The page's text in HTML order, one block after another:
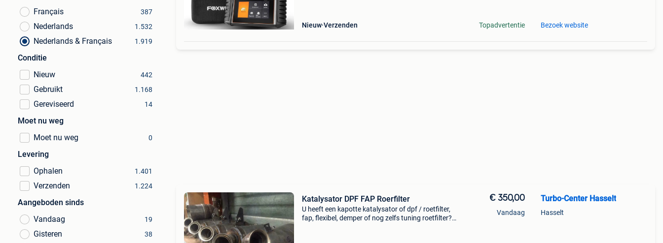
Français
387
Nederlands 1.532
Nederlands & Français 1.919
Conditie
Nieuw
442
Gebruikt 1.168
Gereviseerd 14
Moet nu weg
Moet nu weg
0
Levering
Ophalen
1.401
Verzenden 1.224
Aangeboden sinds
Vandaag
19
Gisteren 38
Nieuw Verzenden Topadvertentie Bezoek website
Katalysator DPF FAP Roerfilter
U heeft een kapotte katalysator of dpf / roetfilter,
fap, flexibel, demper of nog zelfs tuning roetfilter?
€ 350,00
Vandaag
Turbo-Center Hasselt
Hasselt